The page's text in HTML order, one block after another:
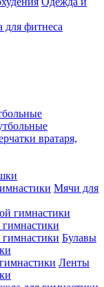
для фитнеса
вратаря,
Мячи для
гимнастики
Булавы
Ленты